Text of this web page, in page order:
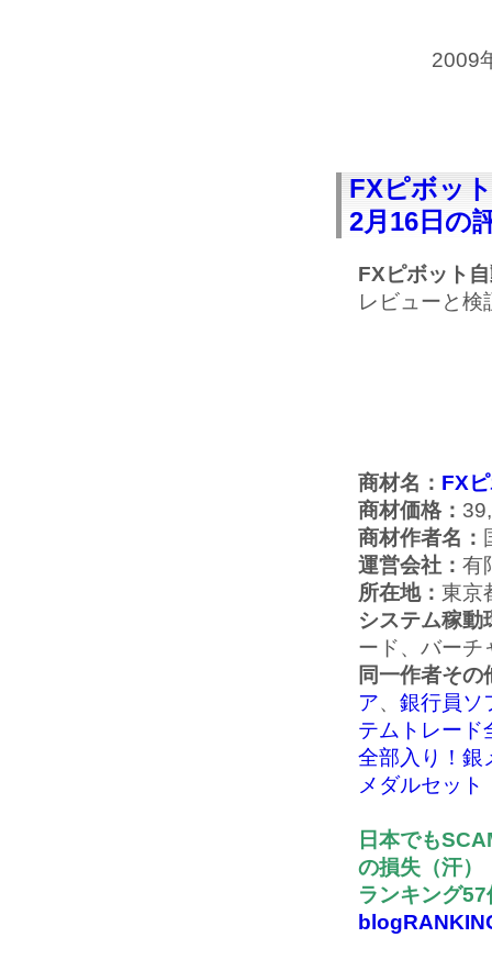
2009
FXピボッ
2月16日の
FXピボット
レビューと検
商材名： FX
商材価格：
商材作者名：
運営会社： 有
所在地： 東京
システム稼動
ード、バーチ
同一作者その
ア、 銀行員ソ
テムトレード
全部入り！銀
メダルセット
日本でも
の損失（汗）
ランキング